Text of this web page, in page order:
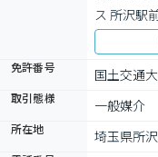
ス 所沢駅
免許番号
国土交通
取引態様 一般媒介
所在地 埼玉県所